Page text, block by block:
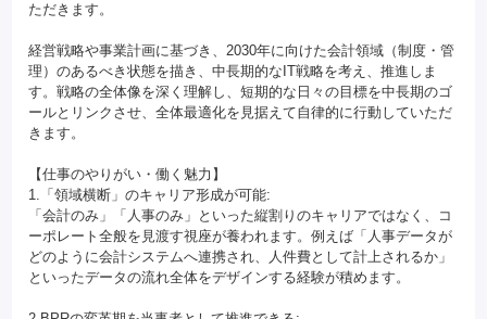
ただきます。
経営戦略や事業計画に基づき、2030年に向けた会計領域（制度・管
理）のあるべき状態を描き、中長期的なIT戦略を考え、推進しま
す。戦略の全体像を深く理解し、短期的な日々の目標を中長期のゴ
ールとリンクさせ、全体最適化を見据えて自律的に行動していただ
きます。
【仕事のやりがい・働く魅力】
1.「領域横断」のキャリア形成が可能:
「会計のみ」「人事のみ」といった縦割りのキャリアではなく、コ
ーポレート全般を見渡す視座が養われます。例えば「人事データが
どのように会計システムへ連携され、人件費として計上されるか」
といったデータの流れ全体をデザインする経験が積めます。